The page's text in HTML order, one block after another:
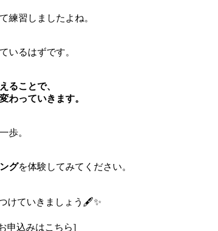
練習しましたよね。
いるはずです。
ることで、
わっていきます。
歩。
グを体験してみてください。
けていきましょう🖋✨
申込みはこちら]